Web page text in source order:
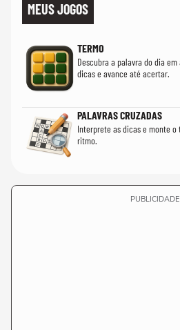
MEUS JOGOS
TERMO
Descubra a palavra do dia
dicas e avance até acertar.
PALAVRAS CRUZADAS
Interprete as dicas e monte
ritmo.
PUBLICIDADE